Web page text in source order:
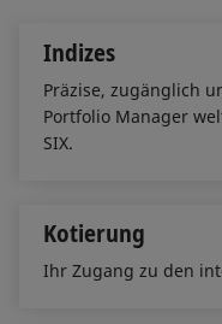
Indizes
Präzise, zugänglich
Portfolio Manager
SIX.
Kotierung
Ihr Zugang zu den